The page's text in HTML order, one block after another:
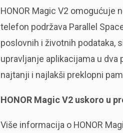
HONOR Magic V2 omogućuje
telefon podržava Parallel
poslovnih i životnih podataka,
upravljanje aplikacijama u dva
najtanji i najlakši preklopni
HONOR Magic V2 uskoro u
Više informacija o HONOR